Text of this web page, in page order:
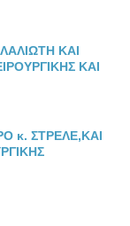
ΚΑΙ
ΚΑΙ
κ. ΣΤΡΕΛΕ,ΚΑΙ